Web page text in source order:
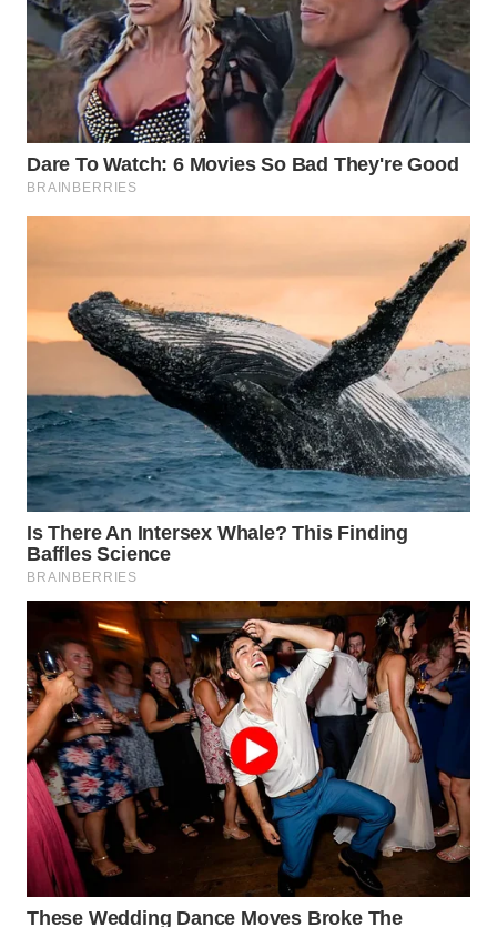
UTARA
WN
SAMOSIR
PADANG
LAWAS
WN
WN
KEPULAUAN
SERIBU
WN
TANGERANG
BINJAI
WN
CIREBON
WN
INDRAMAYU
WN
KUNINGAN